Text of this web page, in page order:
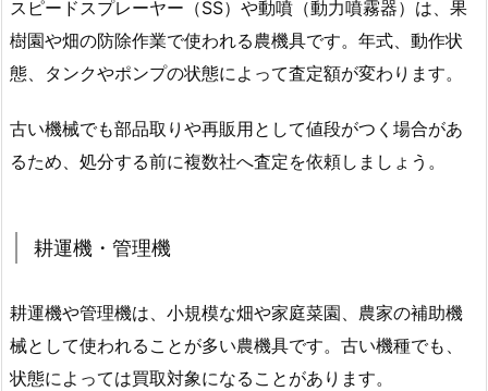
スピードスプレーヤー（SS）や動噴（動力噴霧器）は、果
樹園や畑の防除作業で使われる農機具です。年式、動作状
態、タンクやポンプの状態によって査定額が変わります。
古い機械でも部品取りや再販用として値段がつく場合があ
るため、処分する前に複数社へ査定を依頼しましょう。
耕運機・管理機
耕運機や管理機は、小規模な畑や家庭菜園、農家の補助機
械として使われることが多い農機具です。古い機種でも、
状態によっては買取対象になることがあります。